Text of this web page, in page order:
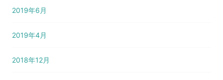
2019年6月
2019年4月
2018年12月